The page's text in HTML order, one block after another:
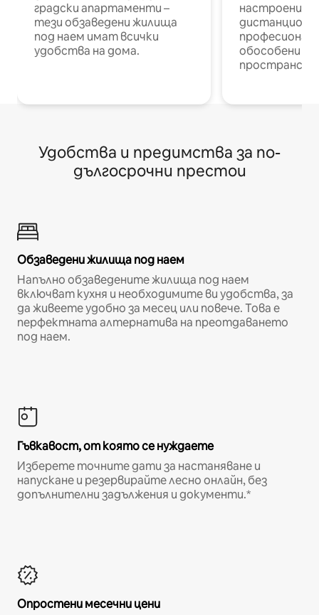
градски апартаменти –
тези обзаведени жилища
под наем имат всички
удобства на дома.
настроени и
обособени
Удобства и предимства за по-
дългосрочни престои
Обзаведени жилища под наем
Напълно обзаведените жилища под наем
включват кухня и необходимите ви удобства, за
да живеете удобно за месец или повече. Това е
перфектната алтернатива на преотдаването
под наем.
Гъвкавост, от която се нуждаете
Изберете точните дати за настаняване и
напускане и резервирайте лесно онлайн, без
допълнителни задължения и документи.*
Опростени месечни цени